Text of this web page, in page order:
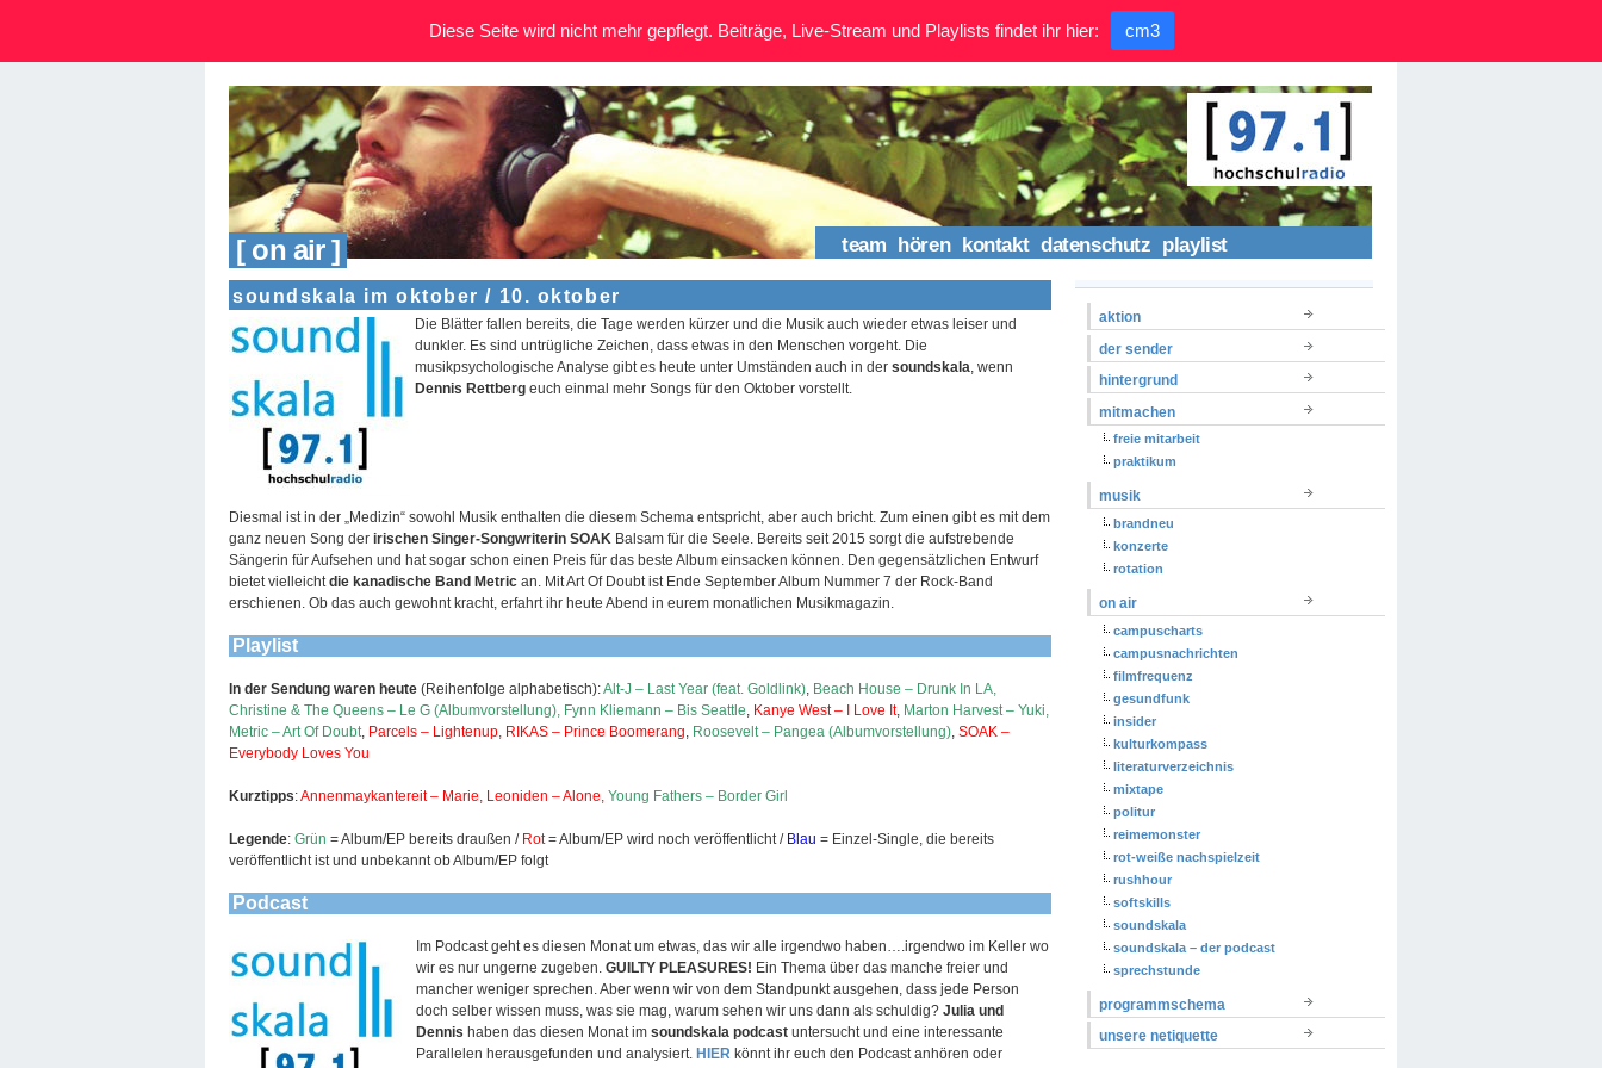
[ on air ] team hören kontakt datenschutz playlist
soundskala im oktober / 10. oktober
Die Blätter fallen bereits, die Tage werden kürzer und die Musik auch wieder etwas leiser und
dunkler. Es sind untrügliche Zeichen, dass etwas in den Menschen vorgeht. Die
musikpsychologische Analyse gibt es heute unter Umständen auch in der soundskala, wenn
Dennis Rettberg euch einmal mehr Songs für den Oktober vorstellt.
Diesmal ist in der „Medizin“ sowohl Musik enthalten die diesem Schema entspricht, aber auch bricht. Zum einen gibt es mit dem
ganz neuen Song der irischen Singer-Songwriterin SOAK Balsam für die Seele. Bereits seit 2015 sorgt die aufstrebende
Sängerin für Aufsehen und hat sogar schon einen Preis für das beste Album einsacken können. Den gegensätzlichen Entwurf
bietet vielleichtdie kanadische Band Metric an. Mit Art Of Doubt ist Ende September Album Nummer 7 der Rock-Band
erschienen. Ob das auch gewohnt kracht, erfahrt ihr heute Abend in eurem monatlichen Musikmagazin.
Playlist
In der Sendung waren heute (Reihenfolge alphabetisch):Alt-J – Last Year (feat. Goldlink), Beach House – Drunk In LA,
Christine & The Queens – Le G (Albumvorstellung), Fynn Kliemann – Bis Seattle, Kanye West – I Love It, Marton Harvest – Yuki,
Metric – Art Of Doubt, Parcels – Lightenup, RIKAS – Prince Boomerang, Roosevelt – Pangea (Albumvorstellung), SOAK –
Everybody Loves You
Kurztipps:Annenmaykantereit – Marie, Leoniden – Alone, Young Fathers – Border Girl
Legende: Grün = Album/EP bereits draußen / Rot= Album/EP wird noch veröffentlicht / Blau = Einzel-Single, die bereits
veröffentlicht ist und unbekannt ob Album/EP folgt
Podcast
Im Podcast geht es diesen Monat um etwas, das wir alle irgendwo haben….irgendwo im Keller wo
wir es nur ungerne zugeben. GUILTY PLEASURES! Ein Thema über das manche freier und
mancher weniger sprechen. Aber wenn wir von dem Standpunkt ausgehen, dass jede Person
doch selber wissen muss, was sie mag, warum sehen wir uns dann als schuldig? Julia und
Dennis haben das diesen Monat im soundskala podcast untersucht und eine interessante
Parallelen herausgefunden und analysiert. HIER könnt ihr euch den Podcast anhören oder
aktion
der sender
hintergrund
mitmachen
freie mitarbeit
praktikum
musik
brandneu
konzerte
rotation
on air
campuscharts
campusnachrichten
filmfrequenz
gesundfunk
insider
kulturkompass
literaturverzeichnis
mixtape
politur
reimemonster
rot-weiße nachspielzeit
rushhour
softskills
soundskala
soundskala – der podcast
sprechstunde
programmschema
unsere netiquette
Diese Seite wird nicht mehr gepflegt. Beiträge, Live-Stream und Playlists findet ihr hier: cm3